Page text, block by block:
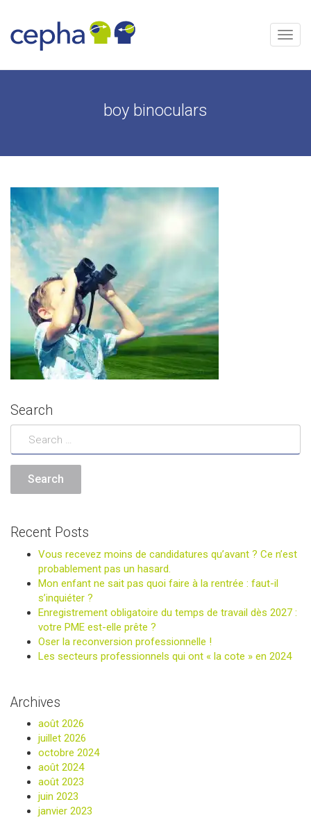
contenu
Menu
boy binoculars
Search
Recent Posts
Vous recevez moins de candidatures qu’avant ? Ce n’est
probablement pas un hasard.
Mon enfant ne sait pas quoi faire à la rentrée : faut-il
s’inquiéter ?
Enregistrement obligatoire du temps de travail dès 2027 :
votre PME est-elle prête ?
Oser la reconversion professionnelle !
Les secteurs professionnels qui ont « la cote » en 2024
Archives
août 2026
juillet 2026
octobre 2024
août 2024
août 2023
juin 2023
janvier 2023